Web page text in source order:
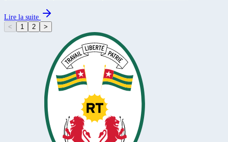
Lire la suite
<
1 2 >